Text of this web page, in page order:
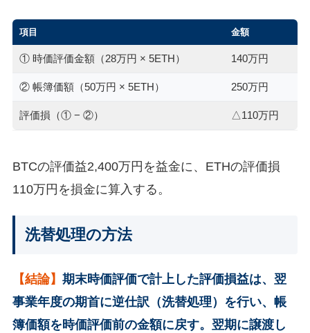
項目 金額
① 時価評価金額（28万円 × 5ETH） 140万円
② 帳簿価額（50万円 × 5ETH） 250万円
評価損（① − ②） △110万円
BTCの評価益2,400万円を益金に、ETHの評価損
110万円を損金に算入する。
洗替処理の方法
【結論】 期末時価評価で計上した評価損益は、翌
事業年度の期首に逆仕訳（洗替処理）を行い、帳
簿価額を時価評価前の金額に戻す。翌期に譲渡し